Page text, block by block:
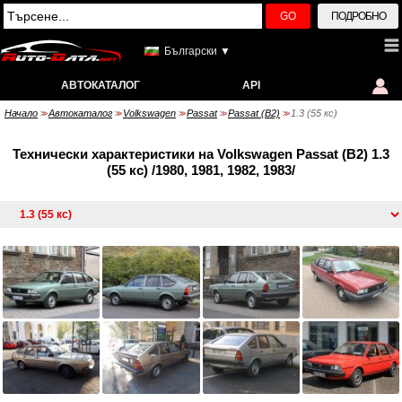
GO ПОДРОБНО
Български ▼
АВТОКАТАЛОГ API
Начало >> Автокаталог >> Volkswagen >> Passat >> Passat (B2) >> 1.3 (55 кс)
Технически характеристики на Volkswagen Passat (B2) 1.3
(55 кс) /1980, 1981, 1982, 1983/